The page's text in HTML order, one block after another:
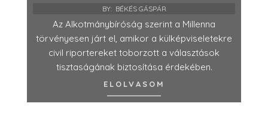
BY: BÉKÉS GÁSPÁR
Az Alkotmánybíróság szerint a Millenna
törvényesen járt el, amikor a külképviseletekre
civil riportereket toborzott a választások
tisztaságának biztosítása érdekében.
ELOLVASOM